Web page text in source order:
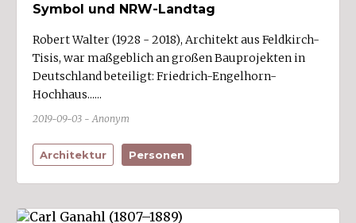
Symbol und NRW-Landtag
Robert Walter (1928 - 2018), Architekt aus Feldkirch-
Tisis, war maßgeblich an großen Bauprojekten in
Deutschland beteiligt: Friedrich-Engelhorn-
Hochhaus......
2019-09-03 - Anonym
Architektur Personen